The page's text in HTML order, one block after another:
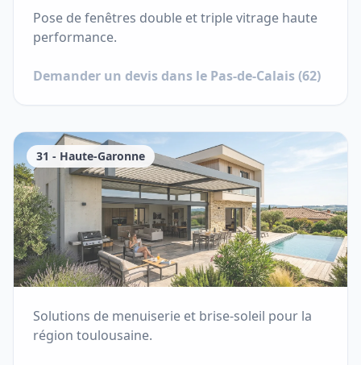
Pose de fenêtres double et triple vitrage haute
performance.
Demander un devis dans le Pas-de-Calais(62)
31 - Haute-Garonne
Solutions de menuiserie et brise-soleil pour la
région toulousaine.